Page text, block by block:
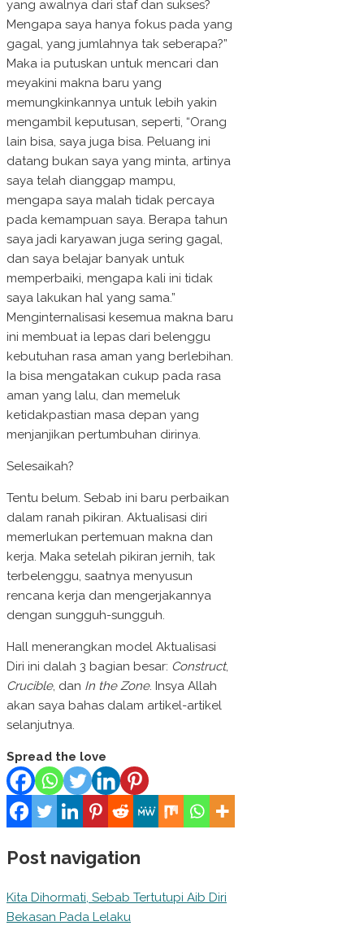
yang awalnya dari staf dan sukses?
Mengapa saya hanya fokus pada yang
gagal, yang jumlahnya tak seberapa?”
Maka ia putuskan untuk mencari dan
meyakini makna baru yang
memungkinkannya untuk lebih yakin
mengambil keputusan, seperti, “Orang
lain bisa, saya juga bisa. Peluang ini
datang bukan saya yang minta, artinya
saya telah dianggap mampu,
mengapa saya malah tidak percaya
pada kemampuan saya. Berapa tahun
saya jadi karyawan juga sering gagal,
dan saya belajar banyak untuk
memperbaiki, mengapa kali ini tidak
saya lakukan hal yang sama.”
Menginternalisasi kesemua makna baru
ini membuat ia lepas dari belenggu
kebutuhan rasa aman yang berlebihan.
Ia bisa mengatakan cukup pada rasa
aman yang lalu, dan memeluk
ketidakpastian masa depan yang
menjanjikan pertumbuhan dirinya.
Selesaikah?
Tentu belum. Sebab ini baru perbaikan
dalam ranah pikiran. Aktualisasi diri
memerlukan pertemuan makna dan
kerja. Maka setelah pikiran jernih, tak
terbelenggu, saatnya menyusun
rencana kerja dan mengerjakannya
dengan sungguh-sungguh.
Hall menerangkan model Aktualisasi
Diri ini dalah 3 bagian besar: Construct,
Crucible, dan In the Zone. Insya Allah
akan saya bahas dalam artikel-artikel
selanjutnya.
Spread the love
Post navigation
Kita Dihormati, Sebab Tertutupi Aib Diri
Bekasan Pada Lelaku